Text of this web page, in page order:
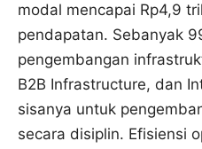
modal mencapai Rp4,9
pendapatan. Sebanyak
pengembangan
B2B Infrastructure, dan
sisanya untuk
secara disiplin. Efisiensi